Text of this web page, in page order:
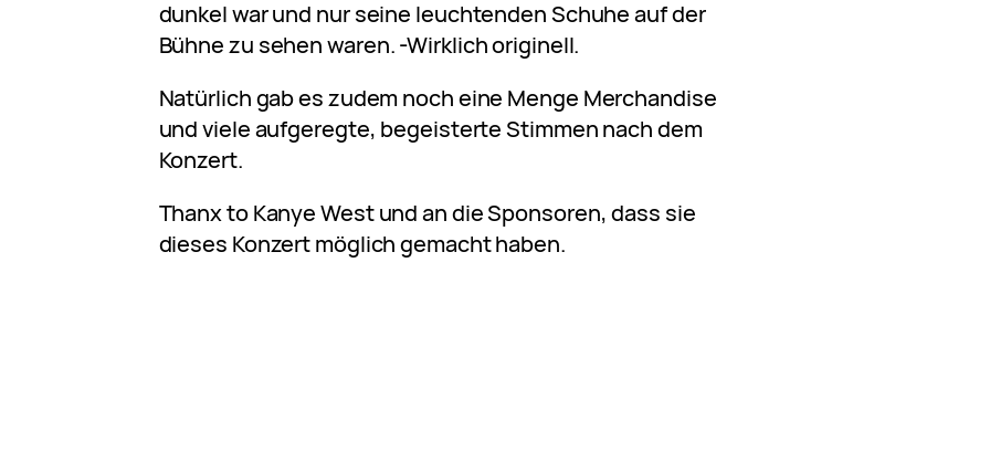
dunkel war und nur seine leuchtenden Schuhe auf der
Bühne zu sehen waren. -Wirklich originell.
Natürlich gab es zudem noch eine Menge Merchandise
und viele aufgeregte, begeisterte Stimmen nach dem
Konzert.
Thanx to Kanye West und an die Sponsoren, dass sie
dieses Konzert möglich gemacht haben.